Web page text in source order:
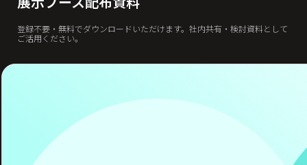
登録不要・無料でダウンロードいただけます。社内共有・検討資料として
ご活用ください。